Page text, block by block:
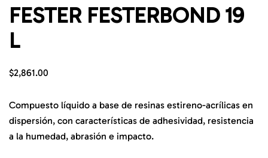
FESTER FESTERBOND 19
L
$2,861.00
Compuesto líquido a base de resinas estireno-acrílicas en
dispersión, con características de adhesividad, resistencia
a la humedad, abrasión e impacto.